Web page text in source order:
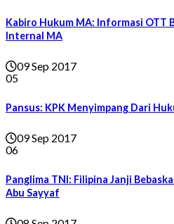
Kabiro Hukum MA: Informasi OTT
Internal MA
09 Sep 2017
05
Pansus: KPK Menyimpang Dari
09 Sep 2017
06
Panglima TNI: Filipina Janji
Abu Sayyaf